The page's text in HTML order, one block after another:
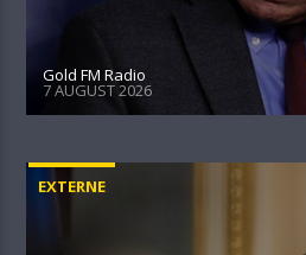
Gold FM Radio
7 AUGUST 2026
EXTERNE